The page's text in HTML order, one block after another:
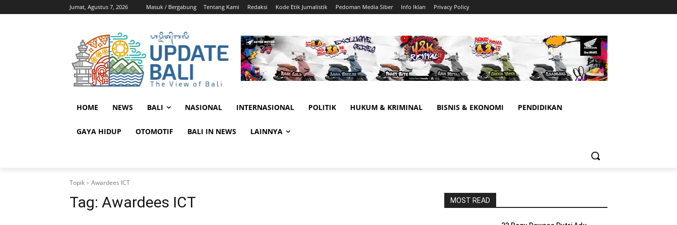
Jumat, Agustus 7, 2026 Masuk / Bergabung Tentang Kami Redaksi Kode Etik Jurnalistik Pedoman Media Siber Info Iklan Privacy Policy
HOME NEWS BALI NASIONAL INTERNASIONAL POLITIK HUKUM & KRIMINAL BISNIS & EKONOMI PENDIDIKAN
GAYA HIDUP OTOMOTIF BALI IN NEWS LAINNYA
Topik Awardees ICT
Tag: Awardees ICT MOST READ